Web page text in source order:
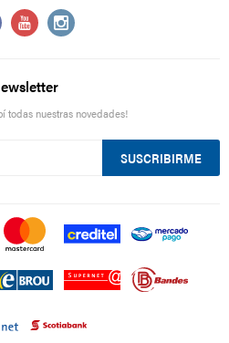
 
todas nuestras novedades!
SUSCRIBIRME